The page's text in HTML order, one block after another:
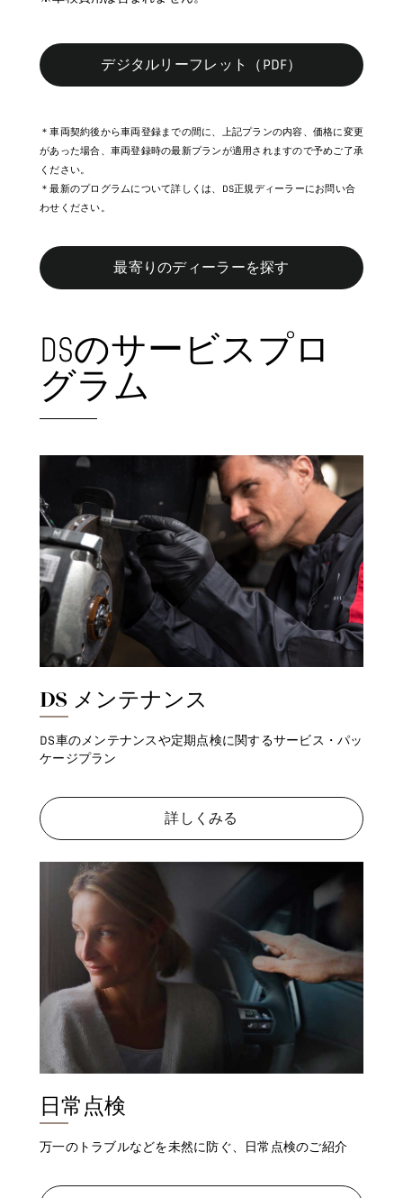
デジタルリーフレット（PDF）
＊車両契約後から車両登録までの間に、上記プランの内容、価格に変更
があった場合、車両登録時の最新プランが適用されますので予めご了承
ください。
＊最新のプログラムについて詳しくは、DS正規ディーラーにお問い合
わせください。
最寄りのディーラーを探す
DSのサービスプロ
グラム
DS メンテナンス
DS車のメンテナンスや定期点検に関するサービス・パッ
ケージプラン
詳しくみる
日常点検
万一のトラブルなどを未然に防ぐ、日常点検のご紹介